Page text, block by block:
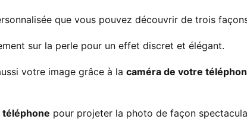
que vous pouvez découvrir de trois
sur la perle pour un effet discret et élégant.
votre image grâce à la caméra de votre
pour projeter la photo de façon